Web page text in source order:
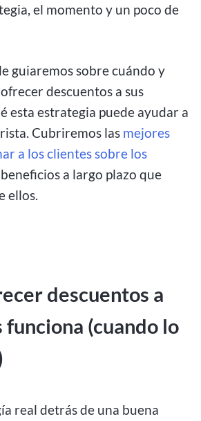
el momento y un poco de
guiaremos sobre cuándo y
descuentos a sus
esta estrategia puede ayudar a
Cubriremos las mejores
a los clientes sobre los
a largo plazo que
ellos.
descuentos a
funciona (cuando lo
real detrás de una buena